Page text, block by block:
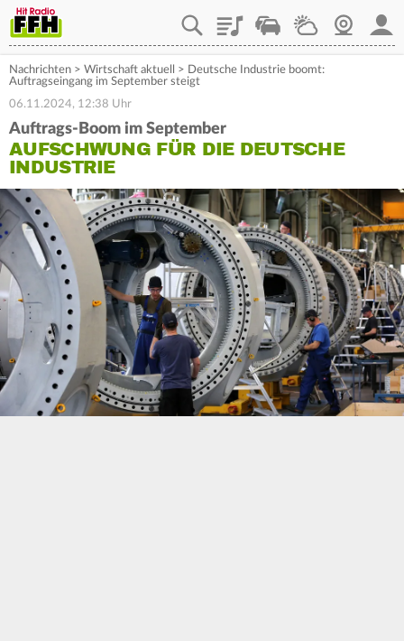
PlaylistStaupilotWetterWebcam
Nachrichten > Wirtschaft aktuell > Deutsche Industrie boomt:
Auftragseingang im September steigt
06.11.2024, 12:38 Uhr
Auftrags-Boom im September
AUFSCHWUNG FÜR DIE DEUTSCHE
INDUSTRIE